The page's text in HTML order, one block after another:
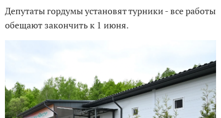
Депутаты гордумы установят турники - все работы
обещают закончить к 1 июня.